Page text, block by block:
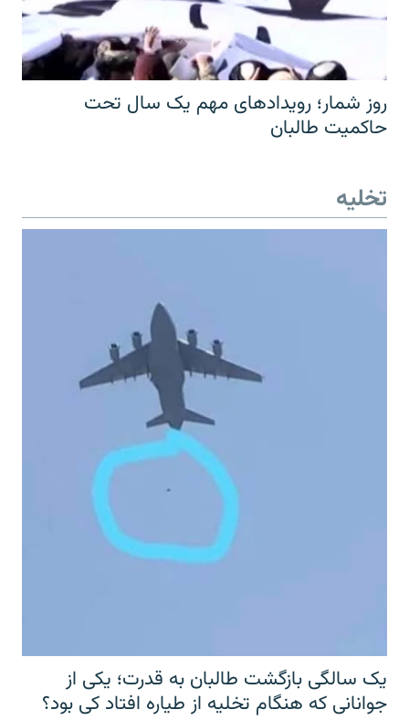
روز شمار؛ رویدادهای مهم یک سال تحت
حاکمیت طالبان
تخلیه
یک سالگی بازگشت طالبان به قدرت؛ یکی از
جوانانی که هنگام تخلیه از طیاره افتاد کی بود؟